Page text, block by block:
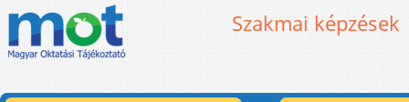
Szakmai képzések